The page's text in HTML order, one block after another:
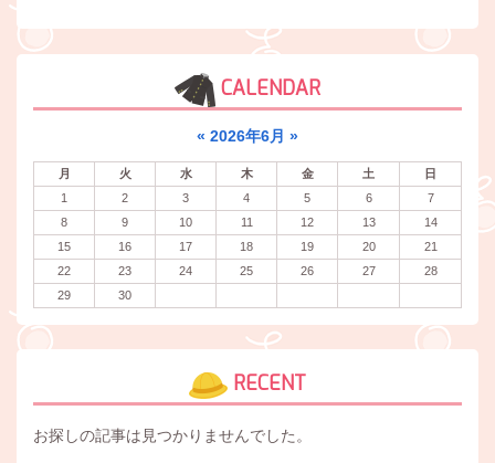
CALENDAR
« 2026年6月 »
月 火 水 木 金 土
日
1
2 3 4 5 6
7
8
9 10 11 12 13
14
15
16 17 18 19 20
21
22
23 24 25 26 27
28
29
30
RECENT
お探しの記事は見つかりませんでした。